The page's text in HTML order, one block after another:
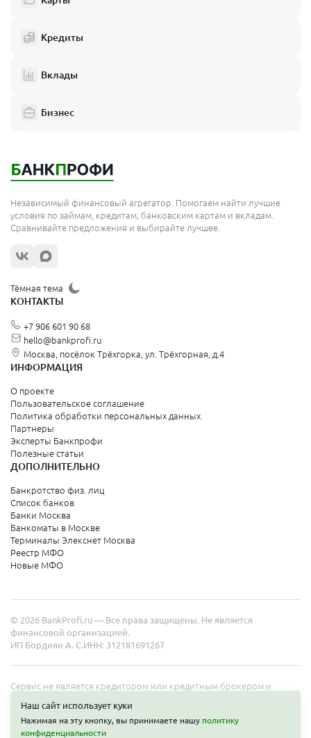
Кредиты
Вклады
Бизнес
Независимый финансовый агрегатор. Помогаем найти лучшие
условия по займам, кредитам, банковским картам и вкладам.
Сравнивайте предложения и выбирайте лучшее.
Тёмная тема
КОНТАКТЫ
+7 906 601 90 68
hello@bankprofi.ru
Москва, посёлок Трёхгорка, ул. Трёхгорная, д.4
ИНФОРМАЦИЯ
О проекте
Пользовательское соглашение
Политика обработки персональных данных
Партнеры
Эксперты Банкпрофи
Полезные статьи
ДОПОЛНИТЕЛЬНО
Банкротство физ. лиц
Список банков
Банки Москва
Банкоматы в Москве
Терминалы Элекснет Москва
Реестр МФО
Новые МФО
© 2026 BankProfi.ru — Все права защищены. Не является
финансовой организацией.
ИП Бордиян А. С.ИНН: 312181691267
Сервис не является кредитором или кредитным брокером и
на сайте не является публичной офертой. Полные условия услуг
уточняйте на сайте организаций.
Наш сайт использует куки
Нажимая на эту кнопку, вы принимаете нашу политику
конфиденциальности